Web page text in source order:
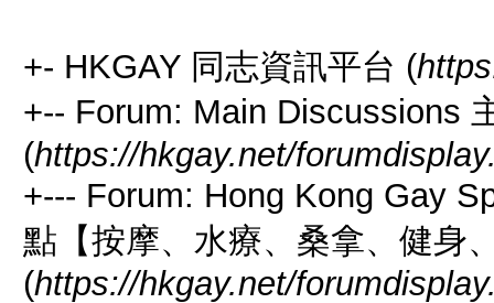
+- HKGAY 同志資訊平台 (
+-- Forum: Main Discussions
(https://hkgay.net/
+--- Forum: Hong Kong Gay
點【按摩、水療、桑拿、健身
(https://hkgay.net/